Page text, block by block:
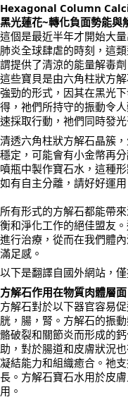
每筆NT$80，滿
付款後門市自取
免運費
Hexagonal Column
黑光蓮花~轉化負面勢能與
這個是最近半年才開始大
肺炎全球肆虐的時刻，這
謂提供了清涼的能量解毒劑
這些寶貝是由六角柱狀方
強勁的形式，因其在黑光
得，祂們所持守的振動令
速採取行動，祂們同時發
清透六角柱狀方解石晶簇
穩定，可能會有小金幣再
噴瓶中製作寶石水，這種
如有自主分離，請好好運
所有形式的方解石都能帶
衡和淨化工作的絕佳盟友
進行治療，從而在我們體
滿足感。
以下是翻譯自國外網站，
方解石作用在物質肉體層面
方解石對於以下器官容易
胱，腸，腎。方解石的振
骼破裂和關節炎而形成的
助，對於腸道和皮膚狀況
凝結能力和組織癒合。祂
長。方解石寶石水用於皮
用。